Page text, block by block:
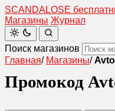
SCANDALOSE
Магазины Журнал
Поиск магазинов
Главная/ Магазины/
Промокод